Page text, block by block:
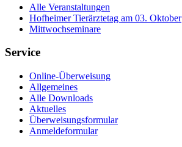
Alle Veranstaltungen
Hofheimer Tierärztetag am 03. Oktober
Mittwochseminare
Service
Online-Überweisung
Allgemeines
Alle Downloads
Aktuelles
Überweisungsformular
Anmeldeformular